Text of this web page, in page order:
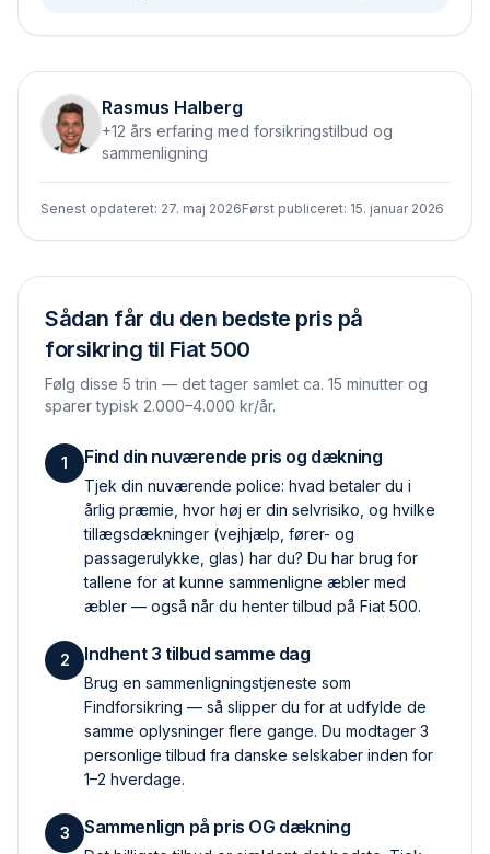
Rasmus Halberg
+12 års erfaring med forsikringstilbud og
sammenligning
Senest opdateret: 27. maj 2026Først publiceret: 15. januar 2026
Sådan får du den bedste pris på
forsikring til Fiat 500
Følg disse 5 trin — det tager samlet ca. 15 minutter og
sparer typisk 2.000–4.000 kr/år.
1 Find din nuværende pris og dækning
Tjek din nuværende police: hvad betaler du i
årlig præmie, hvor høj er din selvrisiko, og hvilke
tillægs­dækninger (vejhjælp, fører- og
passagerulykke, glas) har du? Du har brug for
tallene for at kunne sammenligne æbler med
æbler — også når du henter tilbud på Fiat 500.
2 Indhent 3 tilbud samme dag
Brug en sammenlignings­tjeneste som
Findforsikring — så slipper du for at udfylde de
samme oplysninger flere gange. Du modtager 3
personlige tilbud fra danske selskaber inden for
1–2 hverdage.
3 Sammenlign på pris OG dækning